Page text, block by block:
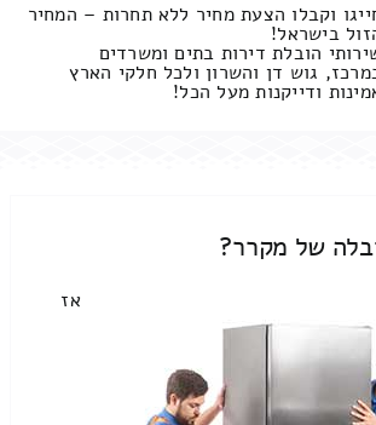
וקבלו הצעת מחיר ללא תחרות – המחיר
בישראל!
הובלת דירות בתים ומשרדים
גוש דן והשרון ולכל חלקי הארץ
ודייקנות מעל הכל!
של מקרר?
אז